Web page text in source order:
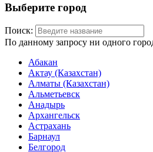
Выберите город
Поиск:
По данному запросу ни одного
Абакан
Актау (Казахстан)
Алматы (Казахстан)
Альметьевск
Анадырь
Архангельск
Астрахань
Барнаул
Белгород